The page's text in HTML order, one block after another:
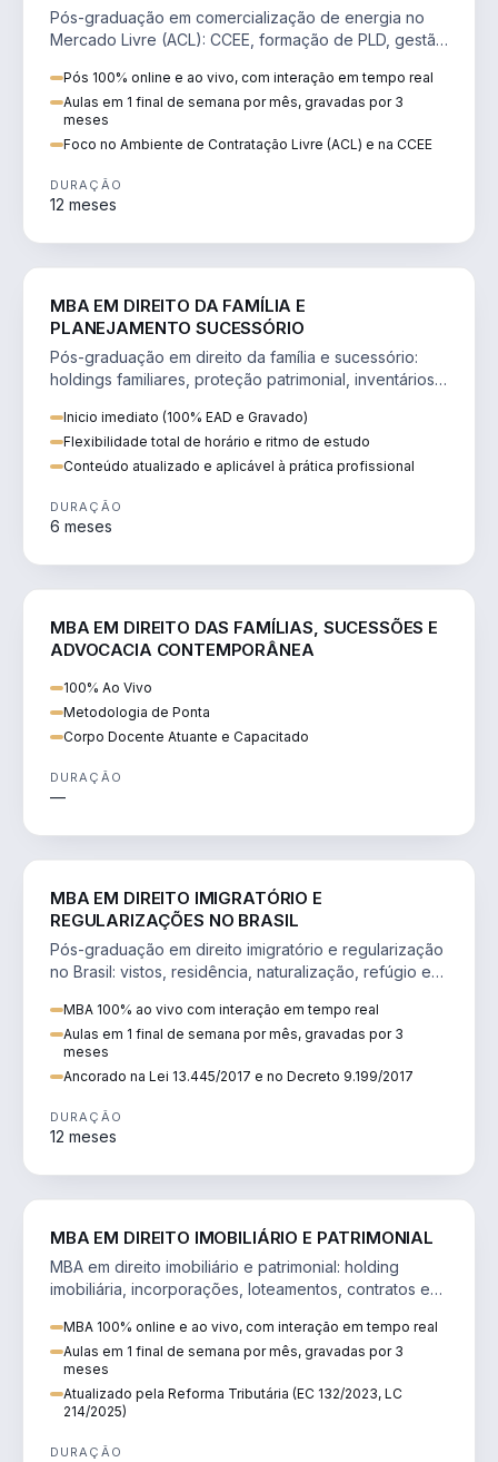
Pós-graduação em comercialização de energia no
Mercado Livre (ACL): CCEE, formação de PLD, gestão
Pós 100% online e ao vivo, com interação em tempo real
Aulas em 1 final de semana por mês, gravadas por 3
meses
Foco no Ambiente de Contratação Livre (ACL) e na CCEE
DURAÇÃO
12 meses
MBA EM DIREITO DA FAMÍLIA E
PLANEJAMENTO SUCESSÓRIO
Pós-graduação em direito da família e sucessório:
holdings familiares, proteção patrimonial, inventários
Inicio imediato (100% EAD e Gravado)
Flexibilidade total de horário e ritmo de estudo
Conteúdo atualizado e aplicável à prática profissional
DURAÇÃO
6 meses
MBA EM DIREITO DAS FAMÍLIAS, SUCESSÕES E
ADVOCACIA CONTEMPORÂNEA
100% Ao Vivo
Metodologia de Ponta
Corpo Docente Atuante e Capacitado
DURAÇÃO
—
MBA EM DIREITO IMIGRATÓRIO E
REGULARIZAÇÕES NO BRASIL
Pós-graduação em direito imigratório e regularização
no Brasil: vistos, residência, naturalização, refúgio e
MBA 100% ao vivo com interação em tempo real
Aulas em 1 final de semana por mês, gravadas por 3
meses
Ancorado na Lei 13.445/2017 e no Decreto 9.199/2017
DURAÇÃO
12 meses
MBA EM DIREITO IMOBILIÁRIO E PATRIMONIAL
MBA em direito imobiliário e patrimonial: holding
imobiliária, incorporações, loteamentos, contratos e
MBA 100% online e ao vivo, com interação em tempo real
Aulas em 1 final de semana por mês, gravadas por 3
meses
Atualizado pela Reforma Tributária (EC 132/2023, LC
214/2025)
DURAÇÃO